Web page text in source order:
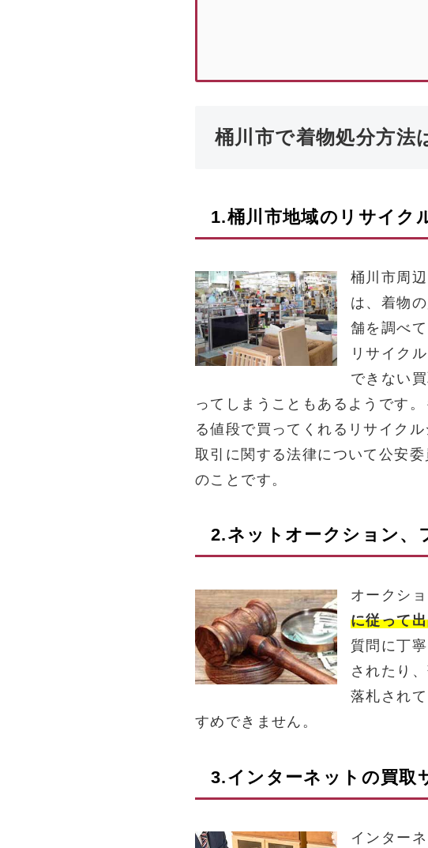
桶川市で着物処分方法
1.桶川市地域のリサイク
桶川市周
は、着物
舗を調べ
リサイク
できない
ってしまうこともあるようです
る値段で買ってくれるリサイク
取引に関する法律について公安
のことです。
2.ネットオークション、
オークシ
に従って
質問に丁
されたり
落札され
すめできません。
3.インターネットの買取
インター